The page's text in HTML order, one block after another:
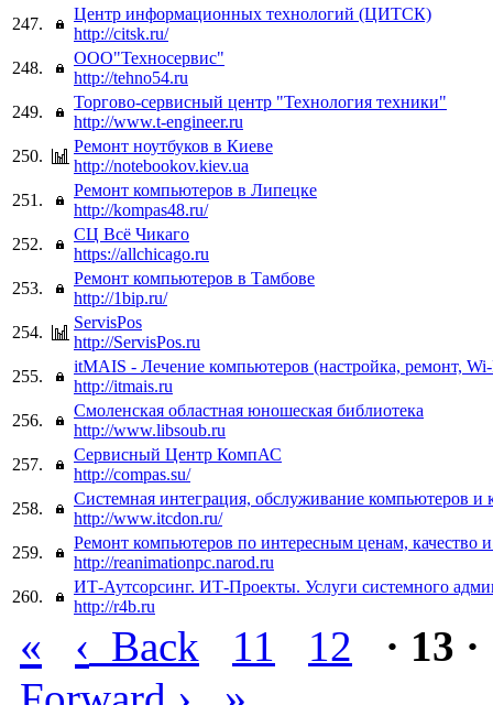
247.
Центр информационных технологий (ЦИТСК)
http://citsk.ru/
248.
ООО"Техносервис"
http://tehno54.ru
249.
Торгово-сервисный центр "Технология техники"
http://www.t-engineer.ru
250.
Ремонт ноутбуков в Киеве
http://notebookov.kiev.ua
251.
Ремонт компьютеров в Липецке
http://kompas48.ru/
252.
СЦ Всё Чикаго
https://allchicago.ru
253.
Ремонт компьютеров в Тамбове
http://1bip.ru/
254.
ServisPos
http://ServisPos.ru
255.
itMAIS - Лечение компьютеров (настройка, ремонт,
http://itmais.ru
256.
Смоленская областная юношеская библиотека
http://www.libsoub.ru
257.
Сервисный Центр КомпАС
http://compas.su/
258.
Системная интеграция, обслуживание компьютеров
http://www.itcdon.ru/
259.
Ремонт компьютеров по интересным ценам, качество
http://reanimationpc.narod.ru
260.
ИТ-Аутсорсинг. ИТ-Проекты. Услуги системного
http://r4b.ru
« ‹ Back 11 12
· 13 ·